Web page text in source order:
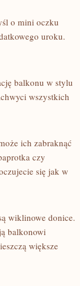
o mini​ oczku
uroku.
balkonu w stylu
wszystkich
ich zabraknąć⁤
czy
się jak w
wiklinowe donice.
balkonowi
większe‍